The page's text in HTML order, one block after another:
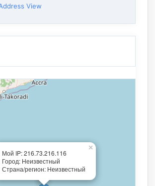
View
Мой IP: 216.73.216.116
Город: Неизвестный
Страна/регион: Неизвестный
×